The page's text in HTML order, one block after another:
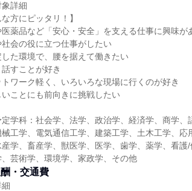
詳細
な方にピッタリ！】
医薬品など「安心・安全」を支える仕事に興味が
社会の役に立つ仕事がしたい
した環境で、腰を据えて働きたい
話すことが好き
トワーク軽く、いろいろな現場に行くのが好き
いことにも前向きに挑戦したい
学科：社会学、法学、政治学、経済学、商学
工学、電気通信工学、建築工学、土木工学、
学、畜産学、獣医学、医学、歯学、薬学、看護
芸術学、環境学、家政学、その他
・交通費